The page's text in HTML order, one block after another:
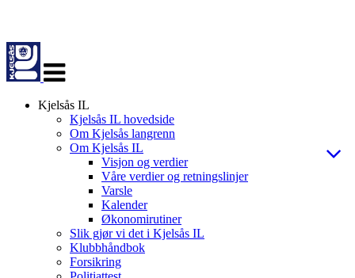
navigasjon
Kjelsås IL
Kjelsås IL hovedside
Om Kjelsås langrenn
Om Kjelsås IL
Visjon og verdier
Våre verdier og retningslinjer
Varsle
Kalender
Økonomirutiner
Slik gjør vi det i Kjelsås IL
Klubbhåndbok
Forsikring